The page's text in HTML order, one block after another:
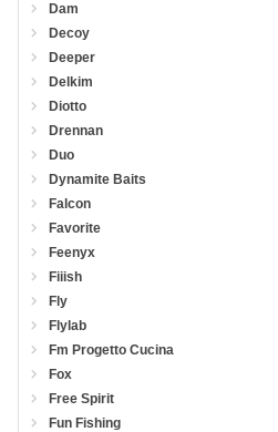
Dam
Decoy
Deeper
Delkim
Diotto
Drennan
Duo
Dynamite Baits
Falcon
Favorite
Feenyx
Fiiish
Fly
Flylab
Fm Progetto Cucina
Fox
Free Spirit
Fun Fishing